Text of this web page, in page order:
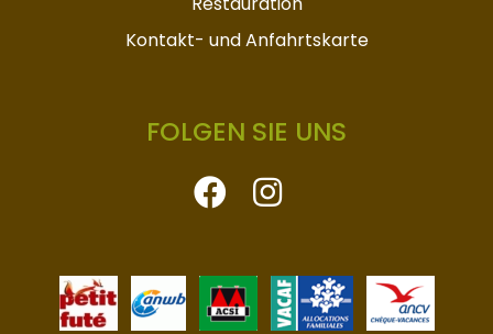
Kontakt- und Anfahrtskarte
FOLGEN SIE UNS